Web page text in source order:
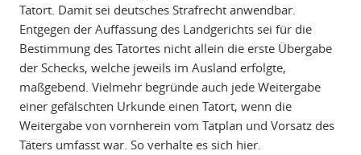
Tatort. Damit sei deutsches Strafrecht anwendbar.
Entgegen der Auffassung des Landgerichts sei für die
Bestimmung des Tatortes nicht allein die erste Übergabe
der Schecks, welche jeweils im Ausland erfolgte,
maßgebend. Vielmehr begründe auch jede Weitergabe
einer gefälschten Urkunde einen Tatort, wenn die
Weitergabe von vornherein vom Tatplan und Vorsatz des
Täters umfasst war. So verhalte es sich hier.